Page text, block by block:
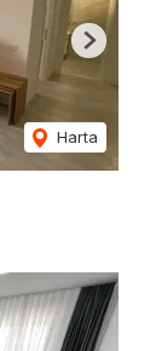
Harta
Next